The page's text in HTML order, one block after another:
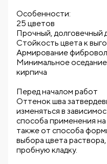
Особенности:
25 цветов
Прочный, долговечный
Стойкость цвета к
Армирование
Минимальное
кирпича
Перед началом работ
Оттенок шва
изменяться в
способа применения
также от способа
выбора цвета
пробную кладку.